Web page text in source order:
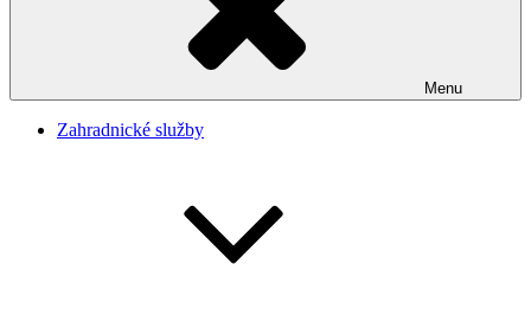
Menu
Zahradnické služby